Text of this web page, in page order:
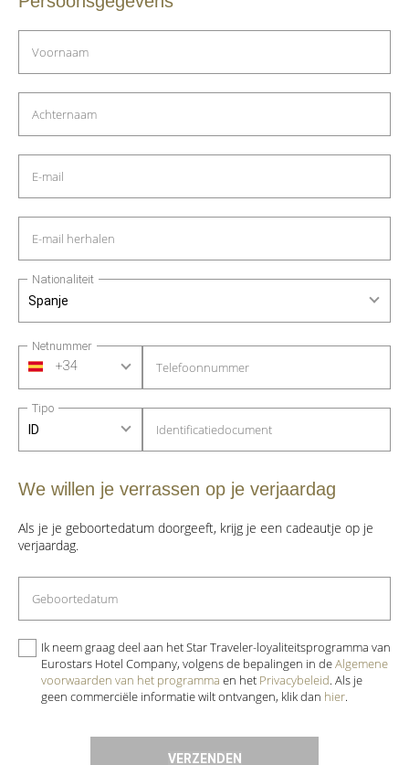
Voornaam
Achternaam
E-mail
E-mail herhalen
Spanje
Nationaliteit
+34
Netnummer
Telefoonnummer
ID
Tipo
Identificatiedocument
We willen je verrassen op je verjaardag
Als je je geboortedatum doorgeeft, krijg je een cadeautje op je
verjaardag.
Geboortedatum
Accepteer
beleid
Ik neem graag deel aan het Star Traveler-loyaliteitsprogramma van
Eurostars Hotel Company, volgens de bepalingen in deAlgemene
voorwaarden van het programma en het Privacybeleid. Als je
geen commerciële informatie wilt ontvangen, klik dan hier.
VERZENDEN